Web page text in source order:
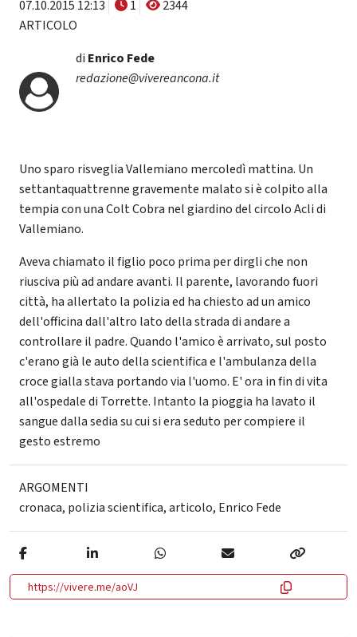
07.10.2015 12:13 1
2344
ARTICOLO
di Enrico Fede
redazione@vivereancona.it
Uno sparo risveglia Vallemiano mercoledì mattina. Un
settantaquattrenne gravemente malato si è colpito alla
tempia con una Colt Cobra nel giardino del circolo Acli di
Vallemiano.
Aveva chiamato il figlio poco prima per dirgli che non
riusciva più ad andare avanti. Il parente, lavorando fuori
città, ha allertato la polizia ed ha chiesto ad un amico
dell'officina dall'altro lato della strada di andare a
controllare il padre. Quando l'amico è arrivato, sul posto
c'erano già le auto della scientifica e l'ambulanza della
croce gialla stava portando via l'uomo. E' ora in fin di vita
all'ospedale di Torrette. Intanto la pioggia ha lavato il
sangue dalla sedia su cui si era seduto per compiere il
gesto estremo
ARGOMENTI
cronaca, polizia scientifica,articolo, Enrico Fede
https://vivere.me/aoVJ